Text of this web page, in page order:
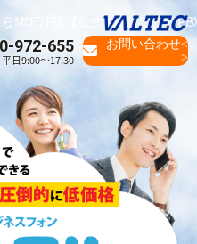
MOT/TEL【公式】｜クラウド
972-655
平日9:00～17:30
お問い合わせ<
>